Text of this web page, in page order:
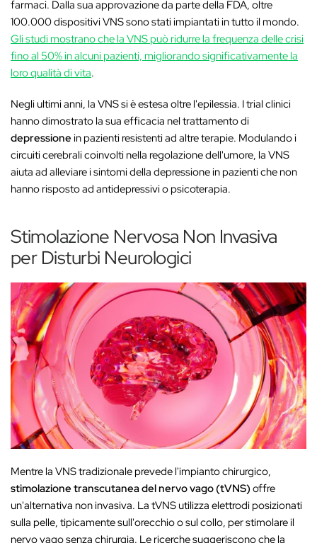
farmaci. Dalla sua approvazione da parte della FDA, oltre
100.000 dispositivi VNS sono stati impiantati in tutto il mondo.
Gli studi mostrano che la VNS può ridurre la frequenza delle crisi
fino al 50% in alcuni pazienti, migliorando significativamente la
loro qualità di vita.
Negli ultimi anni, la VNS si è estesa oltre l'epilessia. I trial clinici
hanno dimostrato la sua efficacia nel trattamento di
depressione in pazienti resistenti ad altre terapie. Modulando i
circuiti cerebrali coinvolti nella regolazione dell'umore, la VNS
aiuta ad alleviare i sintomi della depressione in pazienti che non
hanno risposto ad antidepressivi o psicoterapia.
Stimolazione Nervosa Non Invasiva
per Disturbi Neurologici
Mentre la VNS tradizionale prevede l'impianto chirurgico,
stimolazione transcutanea del nervo vago (tVNS) offre
un'alternativa non invasiva. La tVNS utilizza elettrodi posizionati
sulla pelle, tipicamente sull'orecchio o sul collo, per stimolare il
nervo vago senza chirurgia. Le ricerche suggeriscono che la